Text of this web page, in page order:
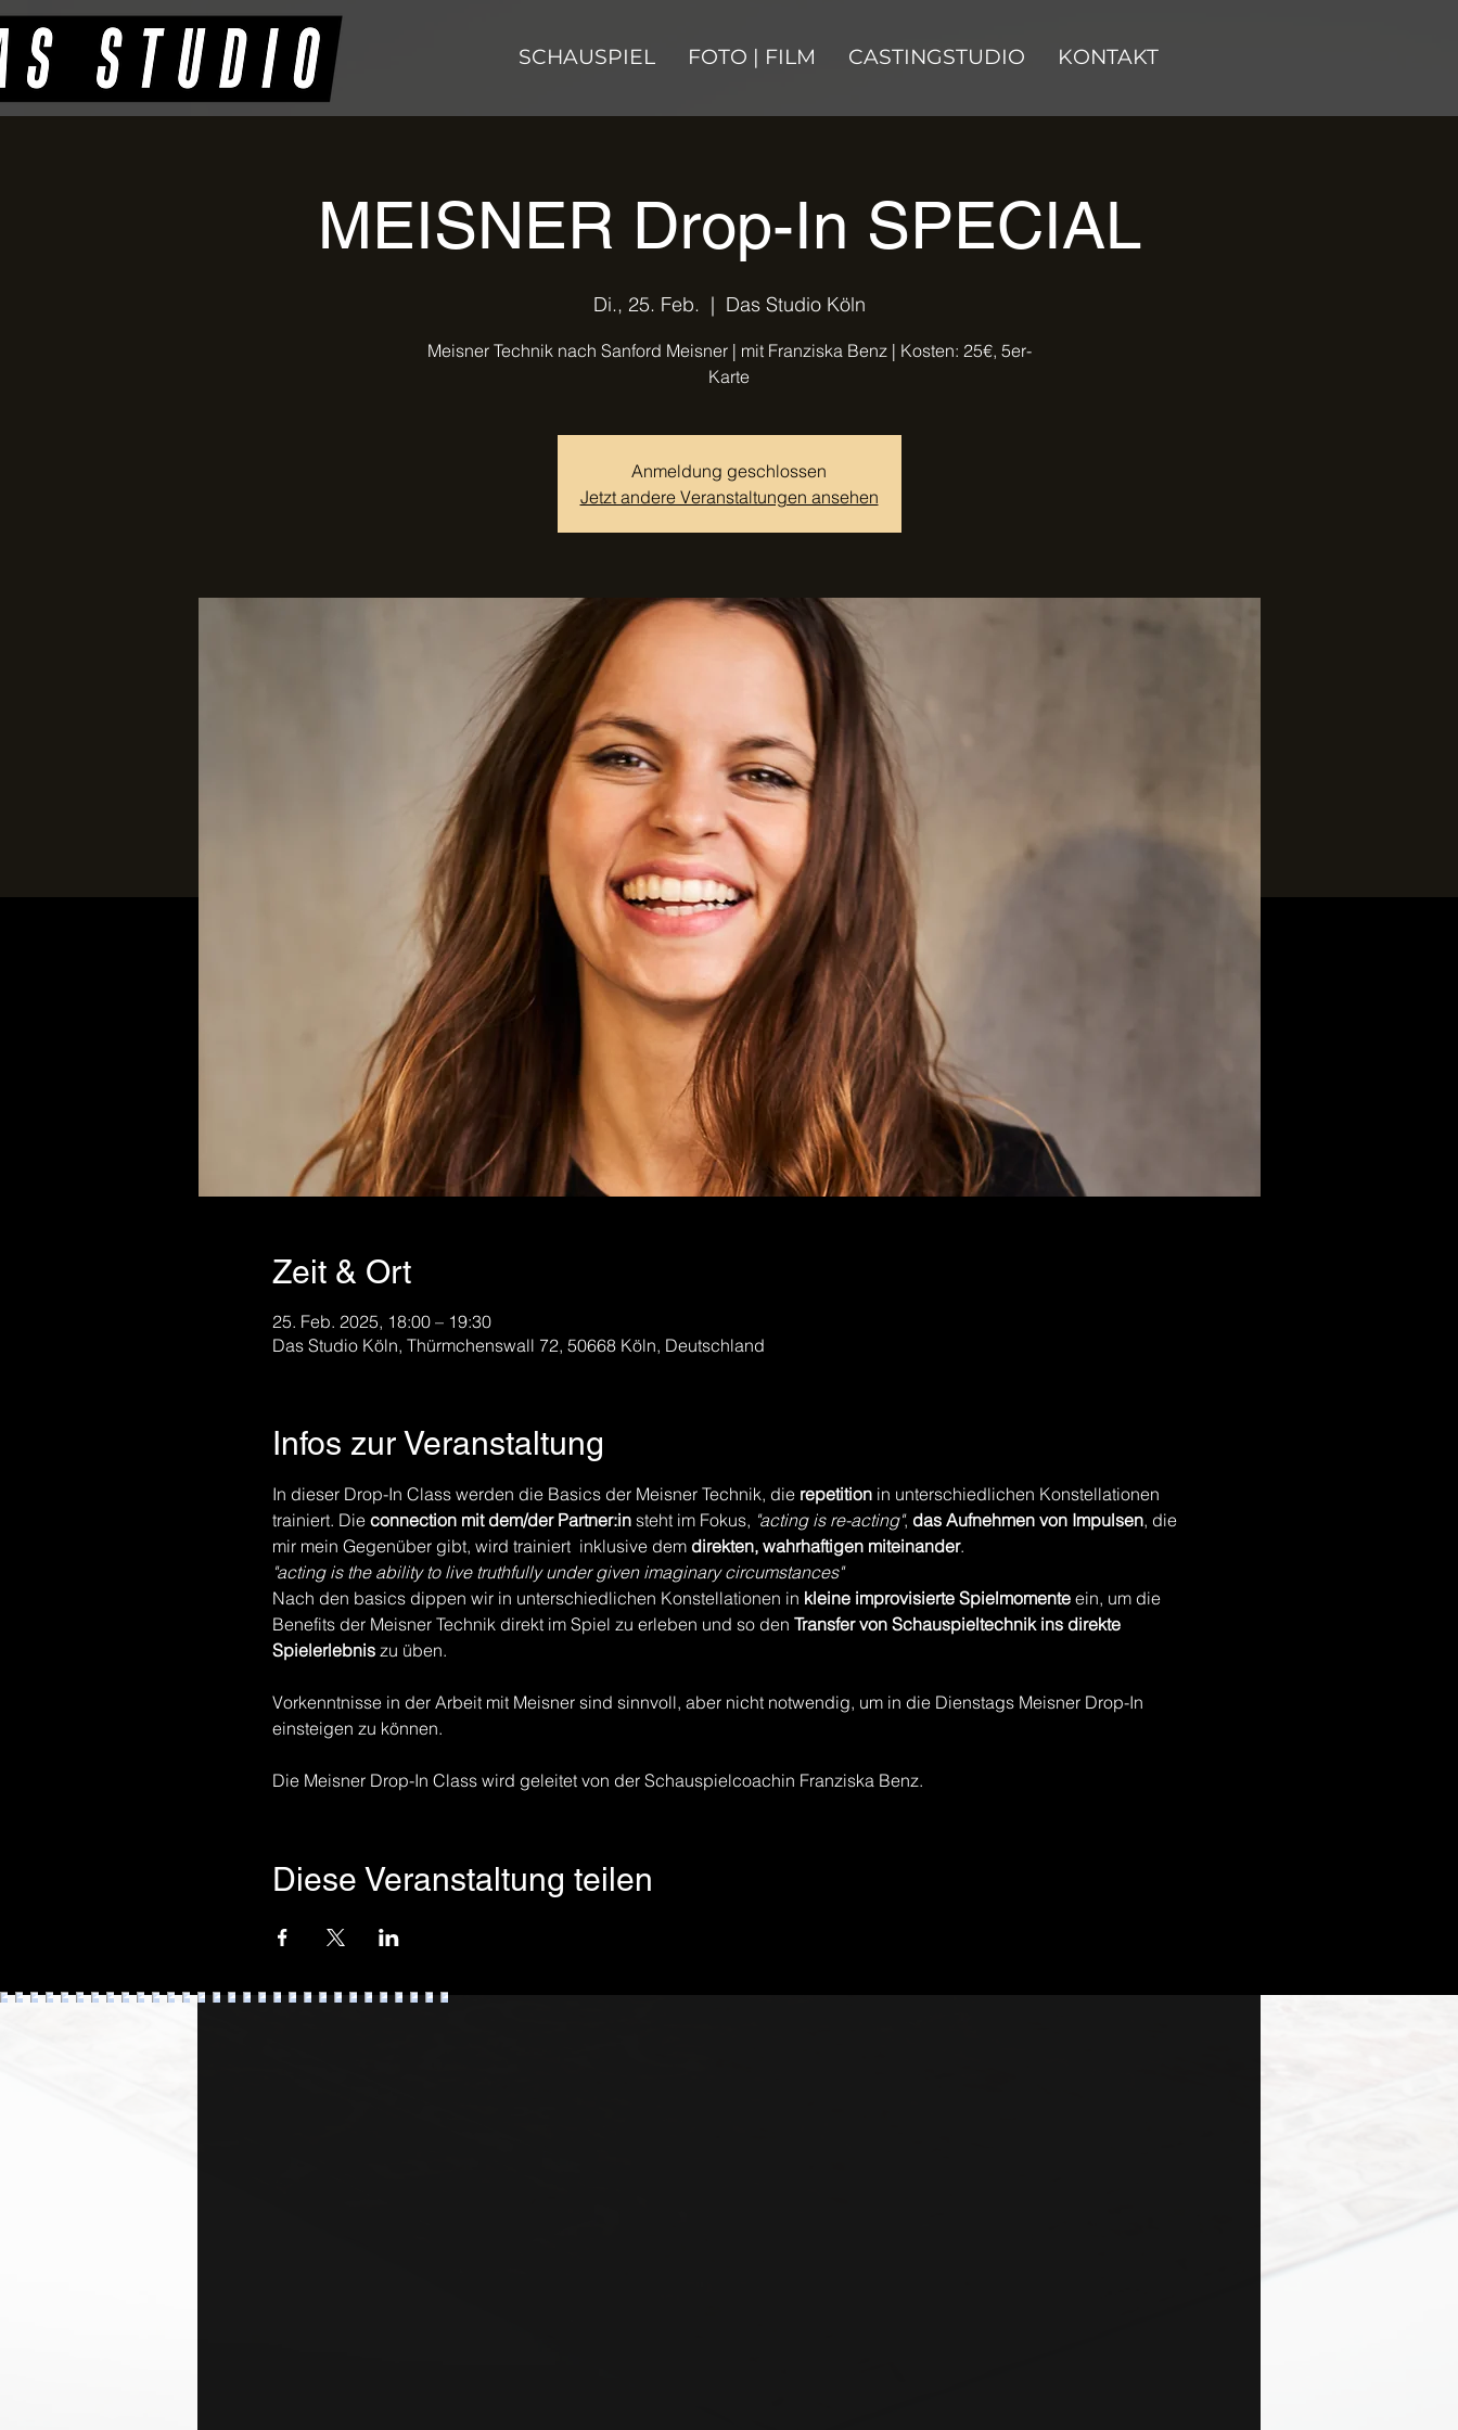
SCHAUSPIEL FOTO | FILM CASTINGSTUDIO KONTAKT
MEISNER Drop-In SPECIAL
Di., 25. Feb.
  |
Das Studio Köln
Meisner Technik nach Sanford Meisner | mit Franziska Benz | Kosten: 25€, 5er-
Anmeldung geschlossen
Jetzt andere Veranstaltungen ansehen
Zeit & Ort
25. Feb. 2025, 18:00 – 19:30
Das Studio Köln, Thürmchenswall 72, 50668 Köln, Deutschland
Infos zur Veranstaltung
In dieser Drop-In Class werden die Basics der Meisner Technik, die repetition in unterschiedlichen Konstellationen
trainiert. Die connection mit dem/der Partner:in steht im Fokus, "acting is re-acting", das Aufnehmen von Impulsen, die
mir mein Gegenüber gibt, wird trainiert  inklusive dem direkten, wahrhaftigen miteinander.
"acting is the ability to live truthfully under given imaginary circumstances"
Nach den basics dippen wir in unterschiedlichen Konstellationen in kleine improvisierte Spielmomente ein, um die
Benefits der Meisner Technik direkt im Spiel zu erleben und so den Transfer von Schauspieltechnik ins direkte
Spielerlebnis zu üben.
Vorkenntnisse in der Arbeit mit Meisner sind sinnvoll, aber nicht notwendig, um in die Dienstags Meisner Drop-In
einsteigen zu können.
Die Meisner Drop-In Class wird geleitet von der Schauspielcoachin Franziska Benz.
Diese Veranstaltung teilen